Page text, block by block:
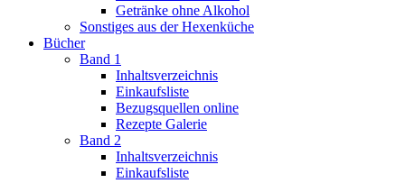
Getränke ohne Alkohol
Sonstiges aus der Hexenküche
Bücher
Band 1
Inhaltsverzeichnis
Einkaufsliste
Bezugsquellen online
Rezepte Galerie
Band 2
Inhaltsverzeichnis
Einkaufsliste